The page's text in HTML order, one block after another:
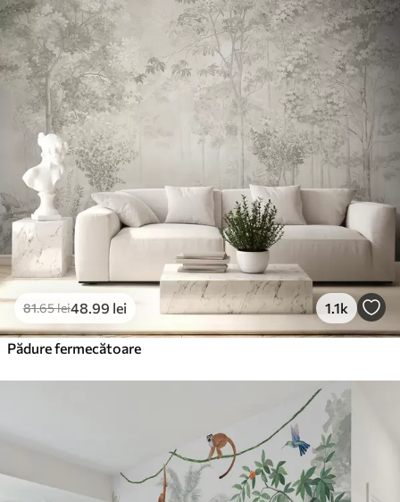
Standard
166.6599.99 lei/m²
Premium
220.02132.01 lei
Vinil Premium
250.00150.00lei/m²
Peel and Stick
300.00
81.65lei48 .99 lei 1.1k
Pădure fermecătoare